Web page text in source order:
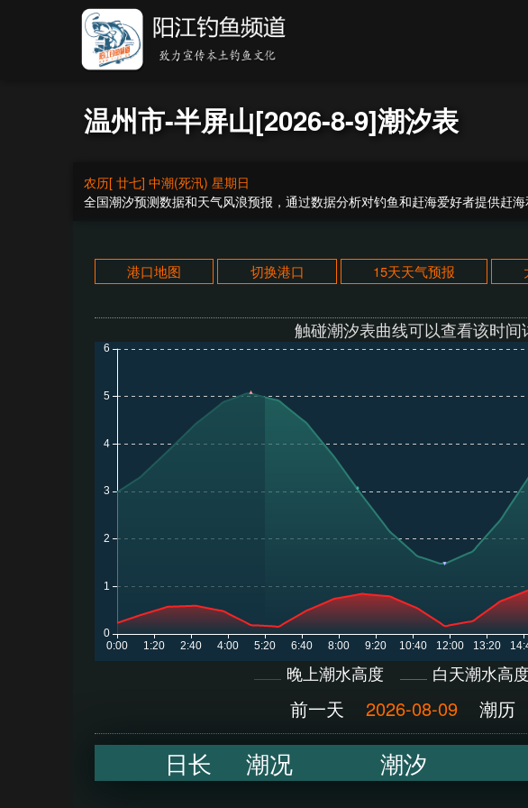
温州市-半屏山[2026-8-9]潮汐表
农历[ 廿七] 中潮(死汛) 星期日
全国潮汐预测数据和天气风浪预报，通过数据分析对钓鱼和赶海爱好者提供赶
港口地图 切换港口 15天天气预报
触碰潮汐表曲线可以查看该时间
晚上潮水高度 白天潮水高度
前一天 2026-08-09 潮历
日长 潮况 潮汐